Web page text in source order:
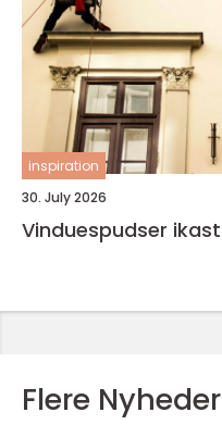
inspiration
30. July 2026
Flere Nyheder